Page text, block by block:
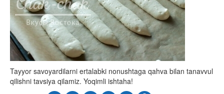
Tayyor savoyardilarni ertalabki nonushtaga qahva bilan tanavvul
qilishni tavsiya qilamiz. Yoqimli ishtaha!